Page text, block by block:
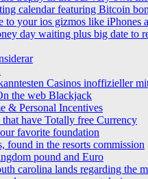
calendar featuring Bitcoin
your ios gizmos like iPhones
day waiting plus big date to
Casinos inoffizieller
the web Blackjack
& Personal Incentives
have Totally free Currency
favorite foundation
found in the resorts commission
pound and Euro
carolina lands regarding the